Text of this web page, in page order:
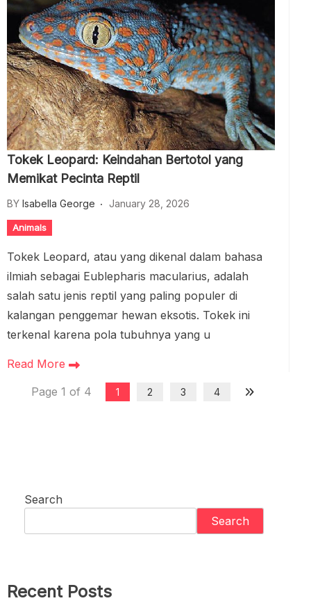
Tokek Leopard: Keindahan Bertotol yang
Memikat Pecinta Reptil
BY Isabella George January 28, 2026
Animals
Tokek Leopard, atau yang dikenal dalam bahasa
ilmiah sebagai Eublepharis macularius, adalah
salah satu jenis reptil yang paling populer di
kalangan penggemar hewan eksotis. Tokek ini
terkenal karena pola tubuhnya yang u
Read More
Page 1 of 4
1 2 3 4
Search
Search
Recent Posts